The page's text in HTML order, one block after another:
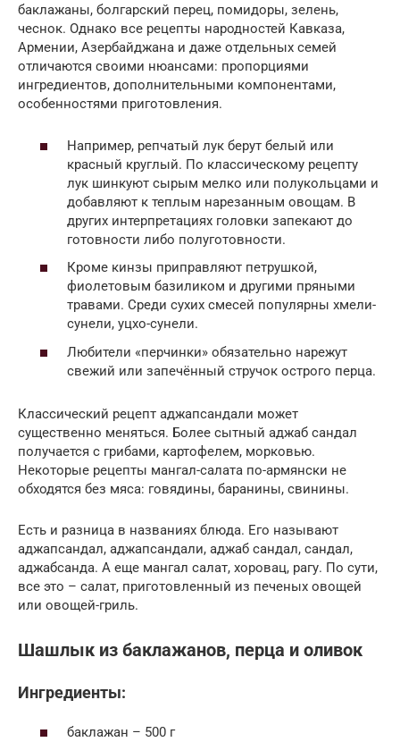
баклажаны, болгарский перец, помидоры, зелень,
чеснок. Однако все рецепты народностей Кавказа,
Армении, Азербайджана и даже отдельных семей
отличаются своими нюансами: пропорциями
ингредиентов, дополнительными компонентами,
особенностями приготовления.
Например, репчатый лук берут белый или
красный круглый. По классическому рецепту
лук шинкуют сырым мелко или полукольцами и
добавляют к теплым нарезанным овощам. В
других интерпретациях головки запекают до
готовности либо полуготовности.
Кроме кинзы приправляют петрушкой,
фиолетовым базиликом и другими пряными
травами. Среди сухих смесей популярны хмели-
сунели, уцхо-сунели.
Любители «перчинки» обязательно нарежут
свежий или запечённый стручок острого перца.
Классический рецепт аджапсандали может
существенно меняться. Более сытный аджаб сандал
получается с грибами, картофелем, морковью.
Некоторые рецепты мангал-салата по-армянски не
обходятся без мяса: говядины, баранины, свинины.
Есть и разница в названиях блюда. Его называют
аджапсандал, аджапсандали, аджаб сандал, сандал,
аджабсанда. А еще мангал салат, хоровац, рагу. По сути,
все это – салат, приготовленный из печеных овощей
или овощей-гриль.
Шашлык из баклажанов, перца и оливок
Ингредиенты:
баклажан – 500 г